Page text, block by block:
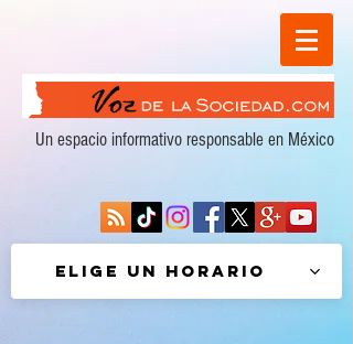
Un espacio informativo responsable en México
Elige un horario